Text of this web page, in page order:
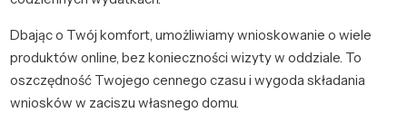
Dbając o Twój komfort, umożliwiamy wnioskowanie o wiele
produktów online, bez konieczności wizyty w oddziale. To
oszczędność Twojego cennego czasu i wygoda składania
wniosków w zaciszu własnego domu.